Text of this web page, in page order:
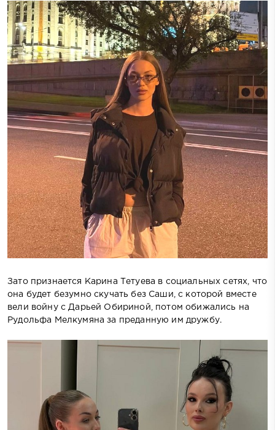
Зато признается Карина Тетуева в социальных сетях, что
она будет безумно скучать без Саши, с которой вместе
вели войну с Дарьей Обириной, потом обижались на
Рудольфа Мелкумяна за преданную им дружбу.